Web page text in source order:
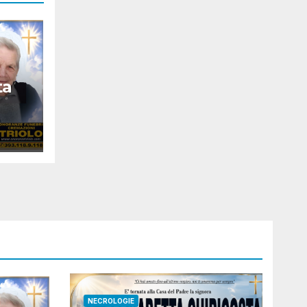
NECROLOGIE